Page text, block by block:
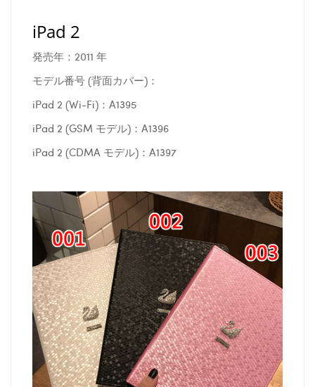
iPad 2
発売年：2011 年
モデル番号 (背面カバー)：
iPad 2 (Wi-Fi)：A1395
iPad 2 (GSM モデル)：A1396
iPad 2 (CDMA モデル)：A1397